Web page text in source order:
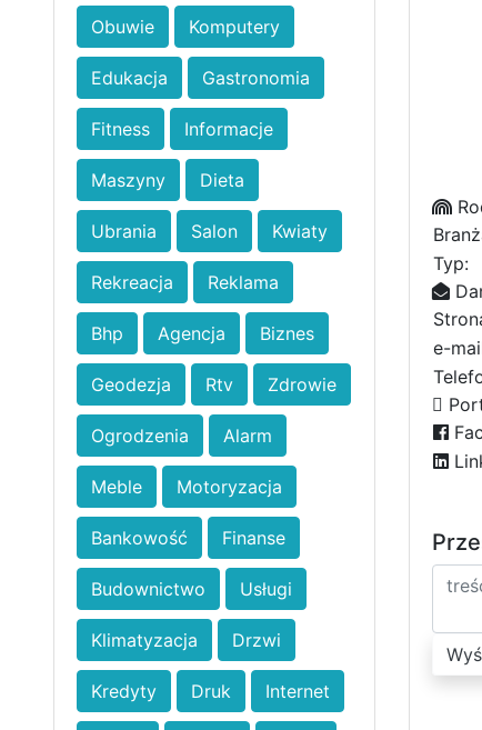
Obuwie Komputery
Edukacja Gastronomia
Fitness Informacje
Maszyny Dieta
Ubrania Salon Kwiaty
Rekreacja Reklama
Bhp Agencja Biznes
Geodezja Rtv Zdrowie
Ogrodzenia Alarm
Meble Motoryzacja
Bankowość Finanse
Budownictwo Usługi
Klimatyzacja Drzwi
Kredyty Druk Internet
Typ:
e-